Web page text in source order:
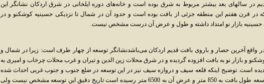
در سالهای بعد بیشتر مربوط به شرق بوده است و خانه‌های دوره ایلخانی در شرق اردکان نشانگر این
در قرن هفتم این منطقه جزئی از بافت بوده است و حدود آن در شمال تا نزدیکی حسینیه کوشکنو و در
حسینیه بازار نو امتداد داشته و طول و عرض آن درست مشخص نیست.
واقع آخرین حصار و باروی بافت قدیم اردکان می‌باشدنشانگر توسعه از چهار طرف است: زیرا در شمال و
و بازار نو به بافت افزوده گردیده و در شرق محلات زین الدین و تیران و غرب محلات چرخاب و امیری به
است. توضیح اینکه قلعه سیف و دروازه سیف نیز در این توسعه در ضلع جنوب و جنوب غربی احداث شده
است. در این توسعه طول بافت به 850 متر و عرض آن به 6500 متر رسیده است تاریخ دقیق این توسعه مشخص نیست ولی